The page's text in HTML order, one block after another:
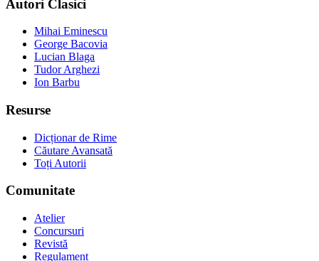
Autori Clasici
Mihai Eminescu
George Bacovia
Lucian Blaga
Tudor Arghezi
Ion Barbu
Resurse
Dicționar de Rime
Căutare Avansată
Toți Autorii
Comunitate
Atelier
Concursuri
Revistă
Regulament